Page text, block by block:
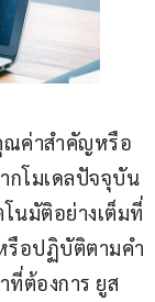
ณค่าสำคัญหรือ
กโมเดลปัจจุบัน
นมัติอย่างเต็มที่
รือปฏิบัติตามคำ
ที่ต้องการ ยูส